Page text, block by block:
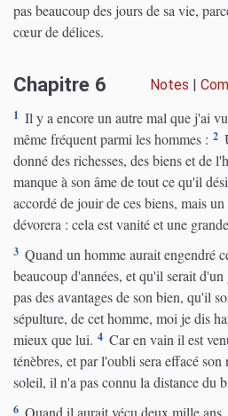
pas beaucoup des jours de sa vie,
cœur de délices.
Chapitre 6 Notes |
1 Il y a encore un autre mal que j'ai
même fréquent parmi les hommes : 2
donné des richesses, des biens et de
manque à son âme de tout ce qu'il
accordé de jouir de ces biens, mais
dévorera : cela est vanité et une
3 Quand un homme aurait engendré
beaucoup d'années, et qu'il serait
pas des avantages de son bien, qu'il
sépulture, de cet homme, moi je dis
mieux que lui. 4 Car en vain il est
ténèbres, et par l'oubli sera effacé son
soleil, il n'a pas connu la distance du
6 Quand il aurait vécu deux mille